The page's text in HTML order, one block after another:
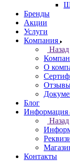
Бренды
Акции
Услуги
Компания
Назад
О
Блог
Информация
Назад
Контакты